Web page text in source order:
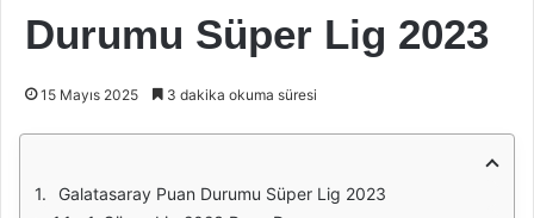
Durumu Süper Lig 2023
15 Mayıs 2025 3 dakika okuma süresi
Galatasaray Puan Durumu Süper Lig 2023